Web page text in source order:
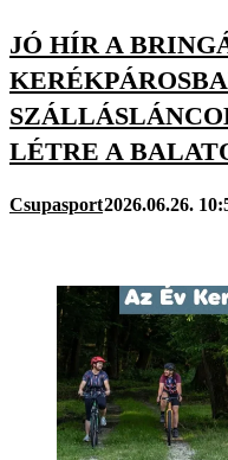
JÓ HÍR A
LÉTRE A
Csupasport2026.06.26.